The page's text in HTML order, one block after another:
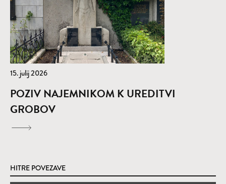
15. julij 2026
POZIV NAJEMNIKOM K UREDITVI
GROBOV
HITRE POVEZAVE